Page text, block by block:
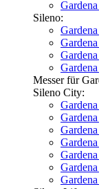
Sileno:
Messer für
Sileno City: